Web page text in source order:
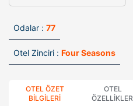
Odalar : 77
Otel Zinciri : Four Seasons
OTEL ÖZET
BILGILERI
OTEL